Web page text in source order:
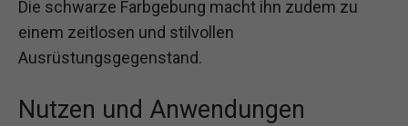
Die schwarze Farbgebung macht ihn zudem zu
einem zeitlosen und stilvollen
Ausrüstungsgegenstand.
Nutzen und Anwendungen